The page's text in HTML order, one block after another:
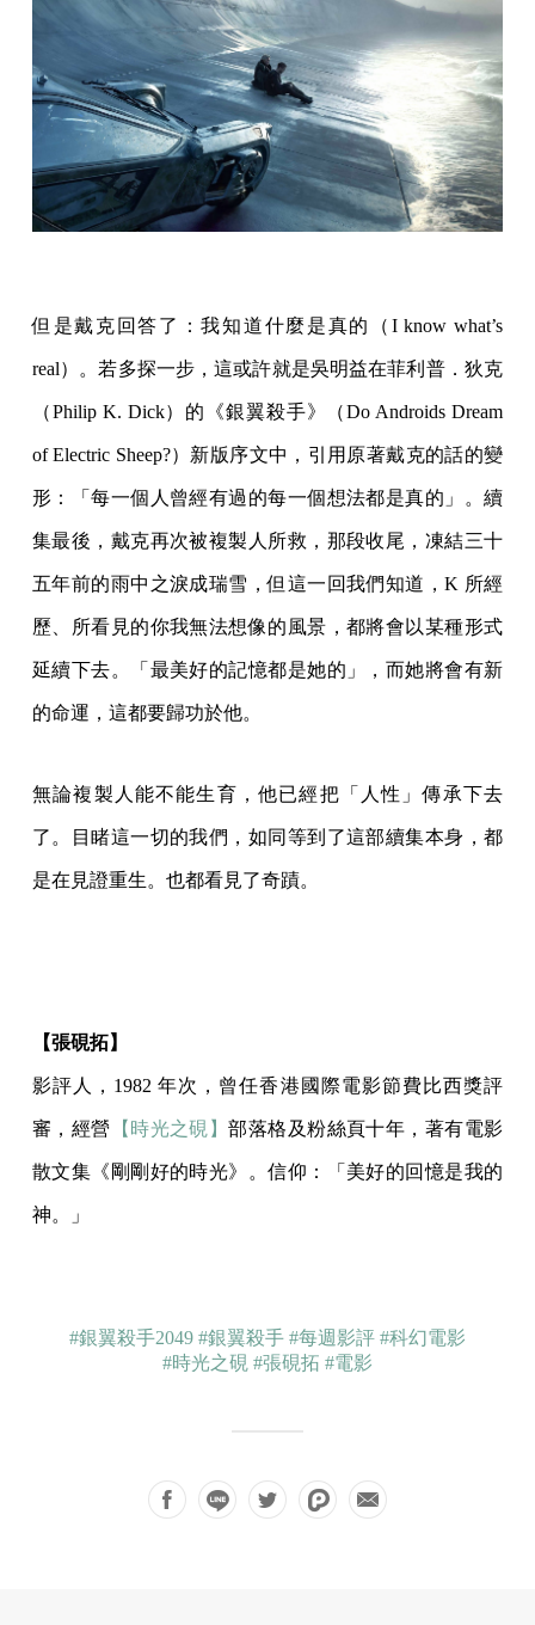
但是戴克回答了：我知道什麼是真的（I know what’s
real）。若多探一步，這或許就是吳明益在菲利普．狄克
（Philip K. Dick）的《銀翼殺手》（Do Androids Dream
of Electric Sheep?）新版序文中，引用原著戴克的話的變
形：「每一個人曾經有過的每一個想法都是真的」。續
集最後，戴克再次被複製人所救，那段收尾，凍結三十
五年前的雨中之淚成瑞雪，但這一回我們知道，K 所經
歷、所看見的你我無法想像的風景，都將會以某種形式
延續下去。「最美好的記憶都是她的」，而她將會有新
的命運，這都要歸功於他。
無論複製人能不能生育，他已經把「人性」傳承下去
了。目睹這一切的我們，如同等到了這部續集本身，都
是在見證重生。也都看見了奇蹟。
【張硯拓】
影評人，1982 年次，曾任香港國際電影節費比西獎評
審，經營 【時光之硯】部落格及粉絲頁十年，著有電影
散文集《剛剛好的時光》。信仰：「美好的回憶是我的
神。」
#銀翼殺手2049 #銀翼殺手 #每週影評 #科幻電影
#時光之硯 #張硯拓 #電影